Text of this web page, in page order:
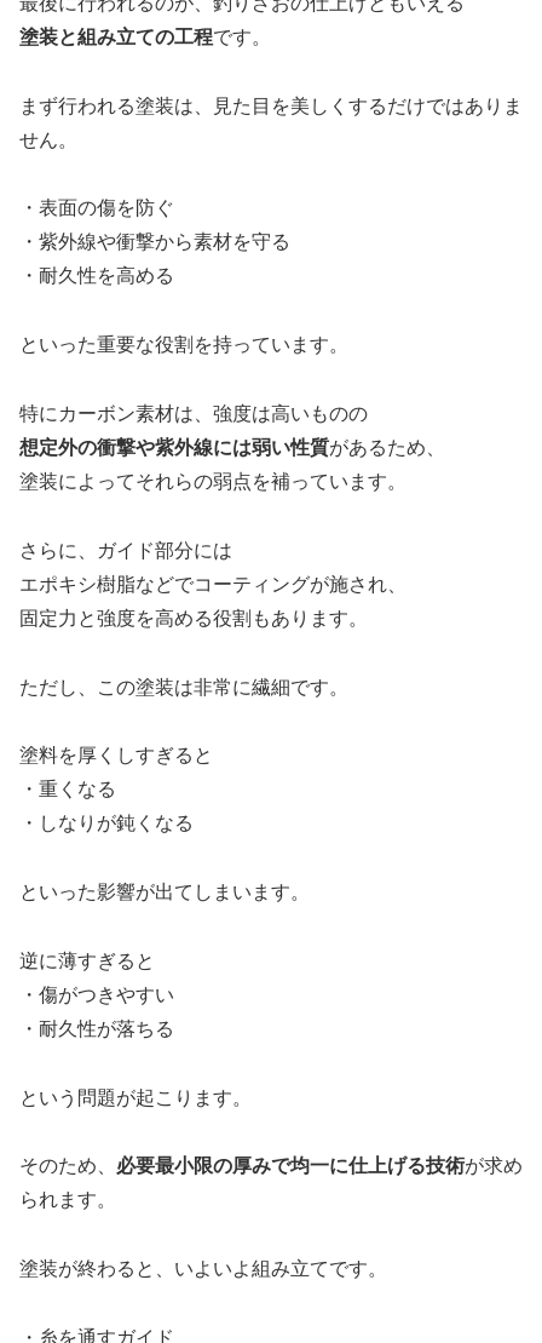
塗装と組み立ての工程です。
まず行われる塗装は、見た目を美しくするだけではありま
せん。
・表面の傷を防ぐ
・紫外線や衝撃から素材を守る
・耐久性を高める
といった重要な役割を持っています。
特にカーボン素材は、強度は高いものの
想定外の衝撃や紫外線には弱い性質があるため、
塗装によってそれらの弱点を補っています。
さらに、ガイド部分には
エポキシ樹脂などでコーティングが施され、
固定力と強度を高める役割もあります。
ただし、この塗装は非常に繊細です。
塗料を厚くしすぎると
・重くなる
・しなりが鈍くなる
といった影響が出てしまいます。
逆に薄すぎると
・傷がつきやすい
・耐久性が落ちる
という問題が起こります。
そのため、 必要最小限の厚みで均一に仕上げる技術が求め
られます。
塗装が終わると、いよいよ組み立てです。
・糸を通すガイド